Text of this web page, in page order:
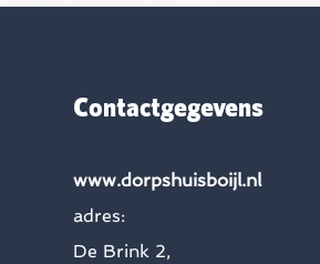
Contactgegevens
www.dorpshuisboijl.nl
adres:
De Brink 2,